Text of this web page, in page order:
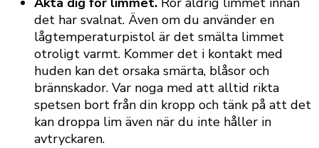
det har svalnat. Även om du använder en
lågtemperaturpistol är det smälta limmet
otroligt varmt. Kommer det i kontakt med
huden kan det orsaka smärta, blåsor och
brännskador. Var noga med att alltid rikta
spetsen bort från din kropp och tänk på att det
kan droppa lim även när du inte håller in
avtryckaren.